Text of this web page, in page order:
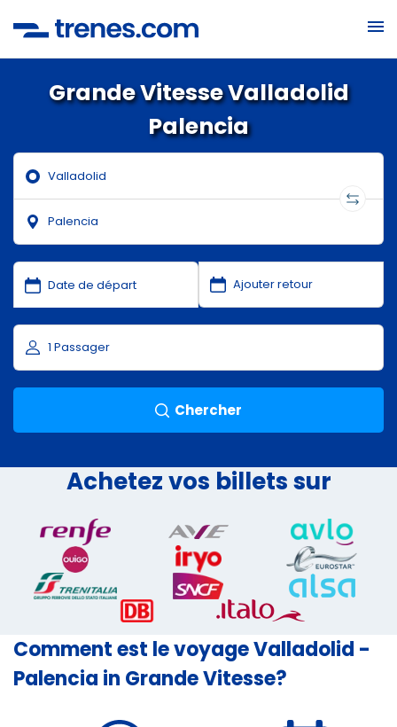
Grande Vitesse Valladolid
Palencia
Chercher
Achetez vos billets sur
Comment est le voyage Valladolid -
Palencia in Grande Vitesse?